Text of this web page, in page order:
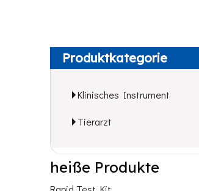
Produktkategorie
Klinisches Instrument
Tierarzt
heiße Produkte